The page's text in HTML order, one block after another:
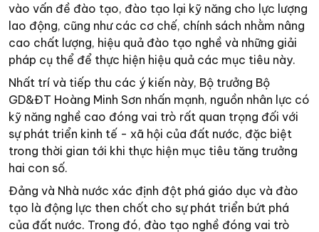
vào vấn đề đào tạo, đào tạo lại kỹ năng cho lực lượng
lao động, cũng như các cơ chế, chính sách nhằm nâng
cao chất lượng, hiệu quả đào tạo nghề và những giải
pháp cụ thể để thực hiện hiệu quả các mục tiêu này.
Nhất trí và tiếp thu các ý kiến này, Bộ trưởng Bộ
GD&ĐT Hoàng Minh Sơn nhấn mạnh, nguồn nhân lực có
kỹ năng nghề cao đóng vai trò rất quan trọng đối với
sự phát triển kinh tế - xã hội của đất nước, đặc biệt
trong thời gian tới khi thực hiện mục tiêu tăng trưởng
hai con số.
Đảng và Nhà nước xác định đột phá giáo dục và đào
tạo là động lực then chốt cho sự phát triển bứt phá
của đất nước. Trong đó, đào tạo nghề đóng vai trò